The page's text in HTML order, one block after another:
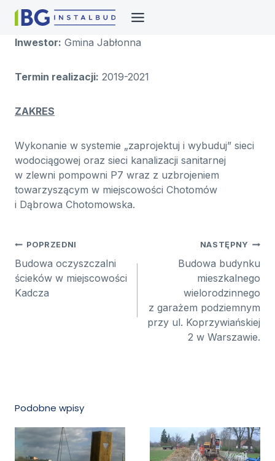
Przejdź
treściInwestor: Gmina Jabłonna
Termin realizacji: 2019-2021
ZAKRES
Wykonanie w systemie „zaprojektuj i wybuduj” sieci
wodociągowej oraz sieci kanalizacji sanitarnej
w zlewni pompowni P7 wraz z uzbrojeniem
towarzyszącym w miejscowości Chotomów
i Dąbrowa Chotomowska.
Nawigacja
wpisu
POPRZEDNI
Budowa oczyszczalni
ścieków w miejscowości
Kadcza
NASTĘPNY
Budowa budynku
mieszkalnego
wielorodzinnego
z garażem podziemnym
przy ul. Koprzywiańskiej
2 w Warszawie.
Podobne wpisy